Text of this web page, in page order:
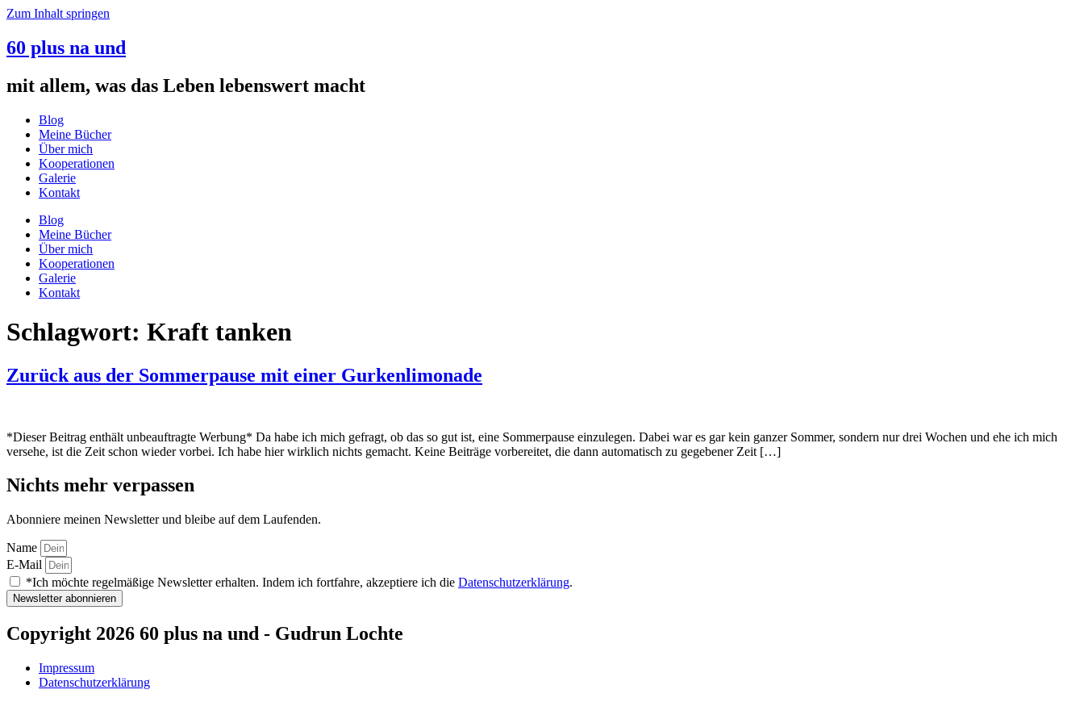
Zum Inhalt springen
60 plus na und
mit allem, was das Leben lebenswert macht
Blog
Meine Bücher
Über mich
Kooperationen
Galerie
Kontakt
Blog
Meine Bücher
Über mich
Kooperationen
Galerie
Kontakt
Schlagwort: Kraft tanken
Zurück aus der Sommerpause mit einer Gurkenlimonade
*Dieser Beitrag enthält unbeauftragte Werbung* Da habe ich mich gefragt, ob das so gut ist, eine Sommerpause einzulegen. Dabei war es gar kein ganzer Sommer, sondern nur drei Wochen und ehe ich mich
versehe, ist die Zeit schon wieder vorbei. Ich habe hier wirklich nichts gemacht. Keine Beiträge vorbereitet, die dann automatisch zu gegebener Zeit […]
Nichts mehr verpassen
Abonniere meinen Newsletter und bleibe auf dem Laufenden.
Name
E-Mail
*Ich möchte regelmäßige Newsletter erhalten. Indem ich fortfahre, akzeptiere ich die Datenschutzerklärung.
Newsletter abonnieren
Copyright 2026 60 plus na und - Gudrun Lochte
Impressum
Datenschutzerklärung